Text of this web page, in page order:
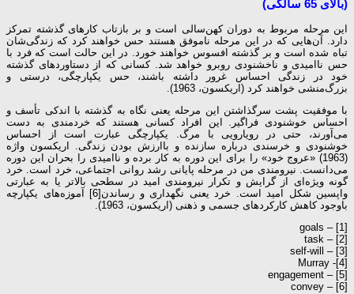
(بالای 65 سالگی)
این مرحله مربوط به دوران کهن‌سالی است و بر بازتاب کارهای گذشته تمرکز
دارد. آن‌هایی که در این مرحله ناموفق هستند حس خواهند کرد که زندگی‌شان
تباه شده است و بر گذشته افسوس خواهند خورد. در این حالت است که فرد با
حس ناامیدی و ناخشنودی روبرو خواهد شد. کسانی که از دستاوردهای گذشته
خود در زندگی احساس غرور داشته باشند، حس یکپارچگی، درستی و
بزرگ‌منشی خواهند کرد (اریکسون، 1963).
با موفقیت پشت سرگذاشتن این مرحله یعنی نگاه به گذشته با اندکی تأسف و
احساس خوشنودی فراگیر. این افراد کسانی هستند که خردمندی به دست
می‌آورند، حتی در رویارویی با مرگ. یکپارچگی عبارت است از احساس
خوشنودی و خرسندی درباره سازنده و باارزش بودن زندگی. اریکسون واژه
(1963) «عروج خود» را برای این دوره به کار ‌برده و ناامیدی را بحران این دوره
می‌دانست. نیرومندی من در مرحله پایانی رشد روانی اجتماعی، خرد است. خرد
گونه ویژه‌ای از گرایش و تکرار نیرومندی امید در سطحی بالاتر یا به عبارتی
واپسین شکل امید است. خرد یعنی نگهداری و رساندن[6] آموزه‌های یکپارچه
باوجود کاهش کارکردهای جسمی و ذهنی (اریکسون، 1963).
[1] – goals
[2] – task
[3] – self-will
[4]- Murray
[5] – engagement
[6] – convey